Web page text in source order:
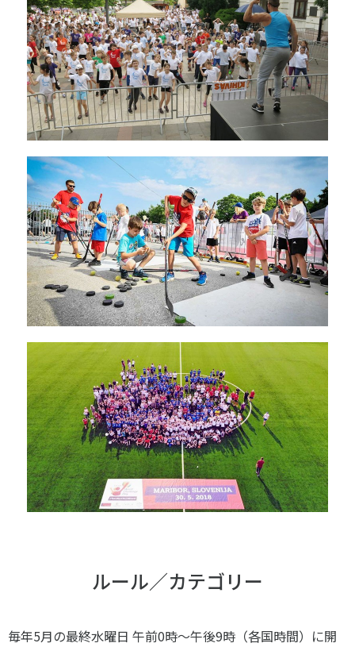
スポーツ辞典
SSF BOOKS
ルール／カテゴリー
毎年5月の最終水曜日 午前0時～午後9時（各国時間）に開